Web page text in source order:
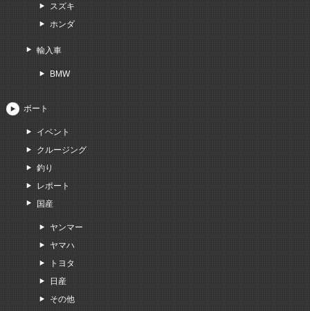
スズキ
ホンダ
輸入車
BMW
ボート
イベント
クルージング
釣り
レポート
国産
ヤンマー
ヤマハ
トヨタ
日産
その他